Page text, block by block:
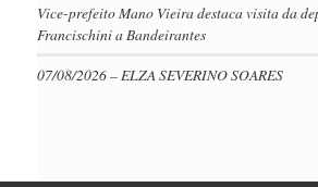
Vice-prefeito Mano Vieira destaca visita da
Francischini a Bandeirantes
07/08/2026 – ELZA SEVERINO SOARES